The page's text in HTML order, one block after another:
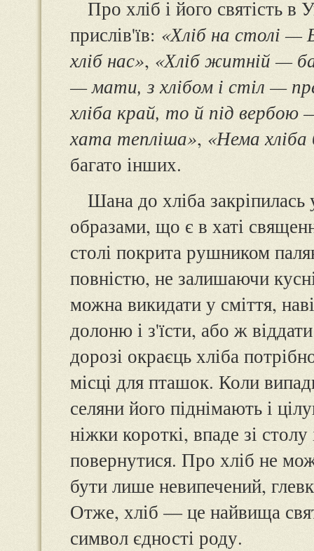
Про хліб і його святість в
прислів'їв: «Хліб на столі —
хліб нас», «Хліб житній —
— мати, з хлібом і стіл —
хліба край, то й під вербою
хата тепліша», «Нема
багато інших.
Шана до хліба
образами, що є в хаті
столі покрита рушником
повністю, не залишаючи
можна викидати у сміття,
долоню і з'їсти, або ж
дорозі окраєць хліба
місці для пташок. Коли
селяни його піднімають і
ніжки короткі, впаде зі
повернутися. Про хліб не
бути лише невипечений,
Отже, хліб — це найвища
символ єдності роду.